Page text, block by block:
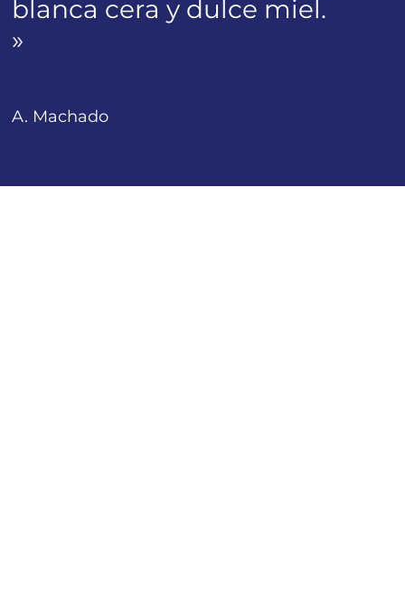
blanca cera y dulce miel.
»
A. Machado